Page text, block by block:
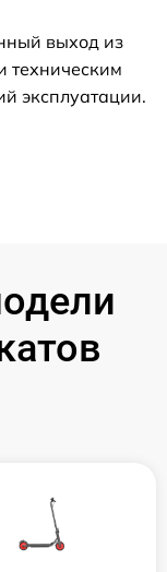
выход из
техническим
эксплуатации.